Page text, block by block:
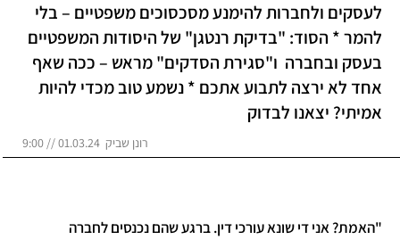
ולחברות להימנע מסכסוכים משפטיים – בלי
* הסוד: "בדיקת רנטגן" של היסודות המשפטיים
ובחברה ו"סגירת הסדקים" מראש – ככה שאף
לא ירצה לתבוע אתכם * נשמע טוב מכדי להיות
יצאנו לבדוק
רונן שביק 01.03.24 // 9:00
אני די שונא עורכי דין. ברגע שהם נכנסים לחברה